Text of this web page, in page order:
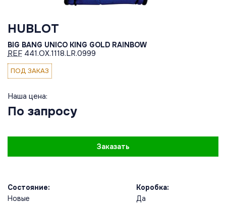
HUBLOT
BIG BANG UNICO KING GOLD RAINBOW
REF 441.OX.1118.LR.0999
ПОД ЗАКАЗ
Наша цена:
По запросу
Заказать
Состояние:
Новые
Коробка:
Да